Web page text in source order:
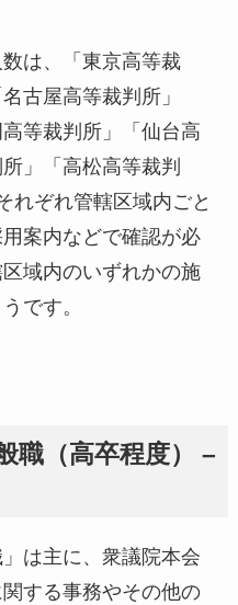
は、「東京高等裁
古屋高等裁判所」
等裁判所」「仙台高
」「高松高等裁判
れぞれ管轄区域内ごと
案内などで確認が必
域内のいずれかの施
です。
職（高卒程度） –
は主に、衆議院本会
する事務やその他の